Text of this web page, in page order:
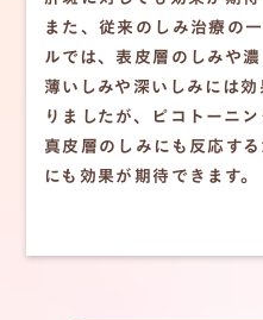
また、従来のしみ治療の
ルでは、表皮層のしみや
薄いしみや深いしみには
りましたが、ピコトーニ
真皮層のしみにも反応す
にも効果が期待できます。